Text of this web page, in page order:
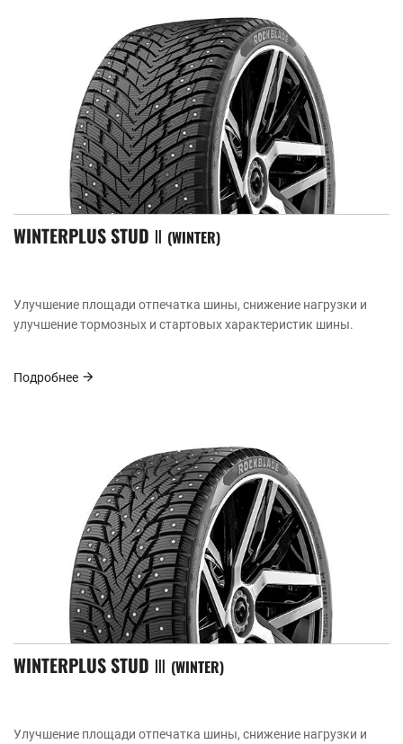
WINTERPLUS STUD Ⅱ WINTER
Улучшение площади отпечатка шины, снижение нагрузки и
улучшение тормозных и стартовых характеристик шины.
Подробнее
WINTERPLUS STUD Ⅲ WINTER
Улучшение площади отпечатка шины, снижение нагрузки и